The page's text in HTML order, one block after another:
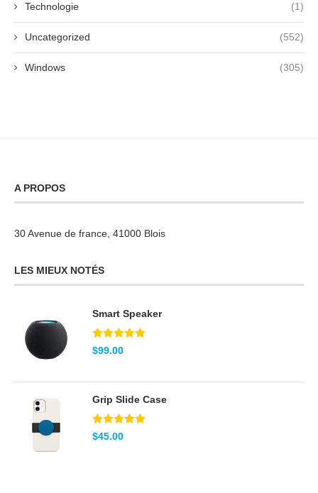
Technologie (1)
Uncategorized (552)
Windows (305)
A PROPOS
30 Avenue de france, 41000 Blois
LES MIEUX NOTÉS
Smart Speaker
Note5.00
sur 5
$99.00
Grip Slide Case
Note5.00
sur 5
$45.00